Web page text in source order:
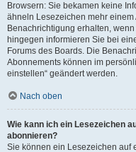
Browsern: Sie bekamen keine
ähneln Lesezeichen mehr
Benachrichtigung erhalten,
hingegen informieren Sie bei
Forums des Boards. Die
Abonnements können im
einstellen“ geändert werden.
Nach oben
Wie kann ich ein Lesezeichen
abonnieren?
Sie können ein Lesezeichen auf